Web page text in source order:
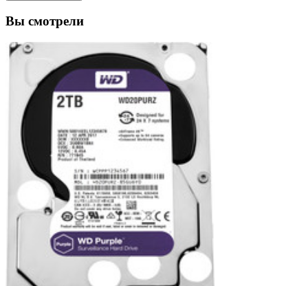
Вы смотрели